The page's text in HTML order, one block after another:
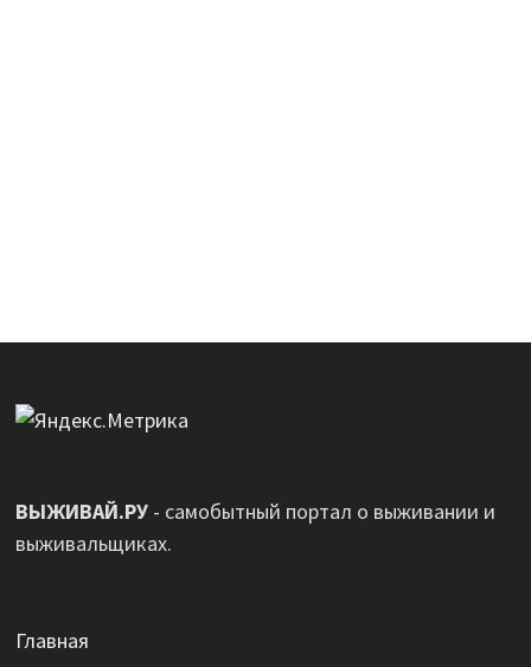
ВЫЖИВАЙ.РУ- самобытный портал о выживании и
выживальщиках.
Главная